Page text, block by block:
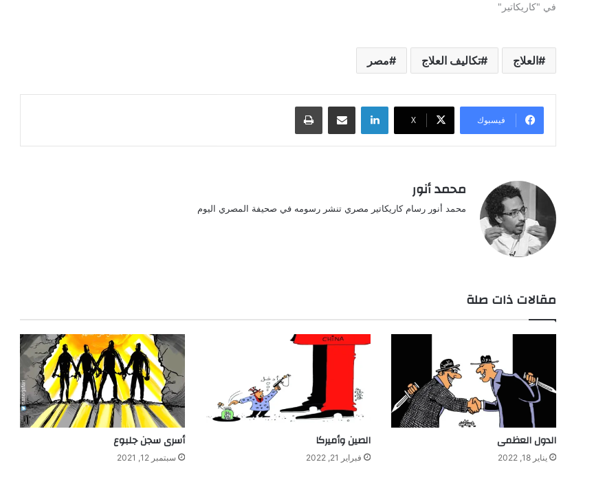
في "كاريكاتير"
العلاج تكاليف العلاج مصر
فيسبوك ‫X
لينكدإن مشاركة عبر البريد طباعة
محمد أنور
محمد أنور رسام كاريكاتير مصري تنشر رسومه في صحيفة المصري اليوم
مقالات ذات صلة
الدول العظمى
يناير 18, 2022
الصين وأميركا
فبراير 21, 2022
أسرى سجن جلبوع
سبتمبر 12, 2021